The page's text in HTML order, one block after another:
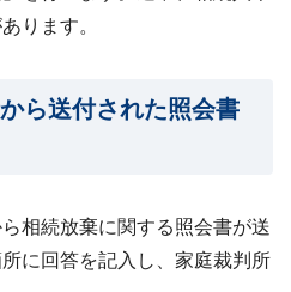
ります。
ら送付された照会書
相続放棄に関する照会書が送
に回答を記入し、家庭裁判所